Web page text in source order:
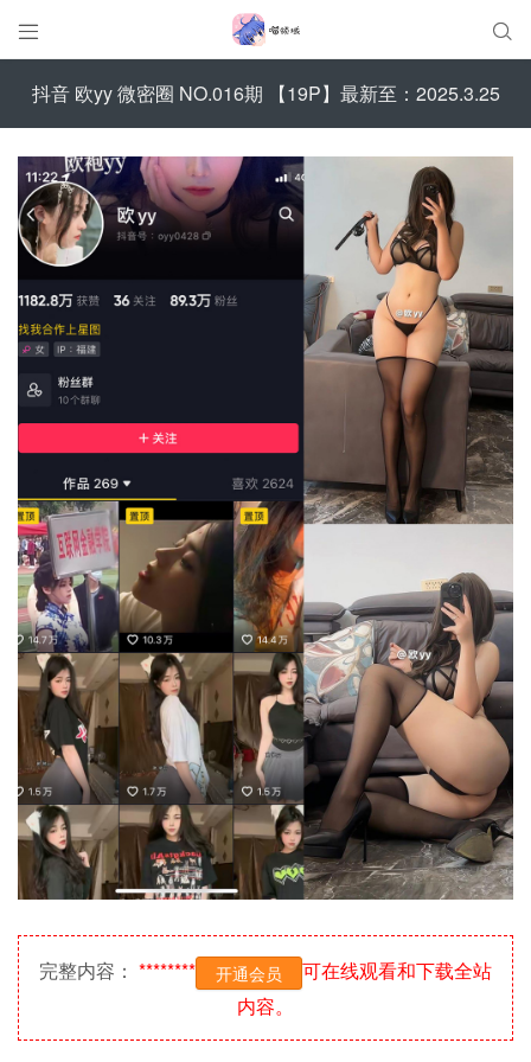
 
抖音 欧yy 微密圈 NO.016期 【19P】最新至：2025.3.25
完整内容： ******** 开通会员
可在线观看和下载全站
内容。